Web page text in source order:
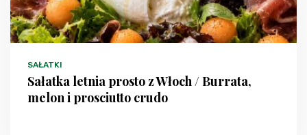
SAŁATKI
Sałatka letnia prosto z Włoch / Burrata,
melon i prosciutto crudo